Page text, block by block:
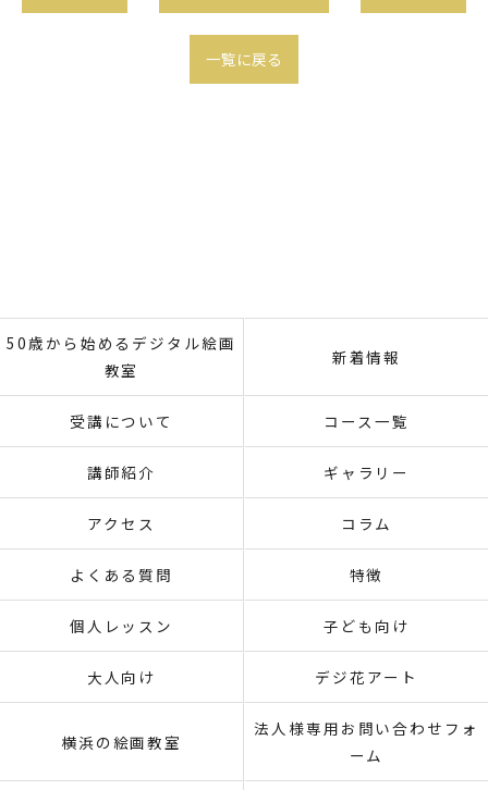
一覧に戻る
50歳から始めるデジタル絵画
教室
新着情報
受講について コース一覧
講師紹介 ギャラリー
アクセス コラム
よくある質問 特徴
個人レッスン 子ども向け
大人向け デジ花アート
横浜の絵画教室
法人様専用お問い合わせフォ
ーム